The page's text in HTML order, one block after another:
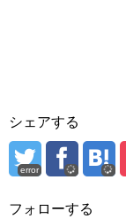
シェアする
error
フォローする